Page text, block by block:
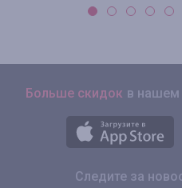
Больше скидок в нашем
Следите за